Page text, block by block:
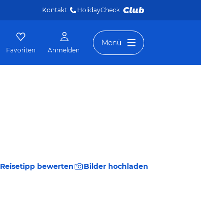
Kontakt HolidayCheck
Favoriten Anmelden
Menü
Reisetipp bewerten Bilder hochladen